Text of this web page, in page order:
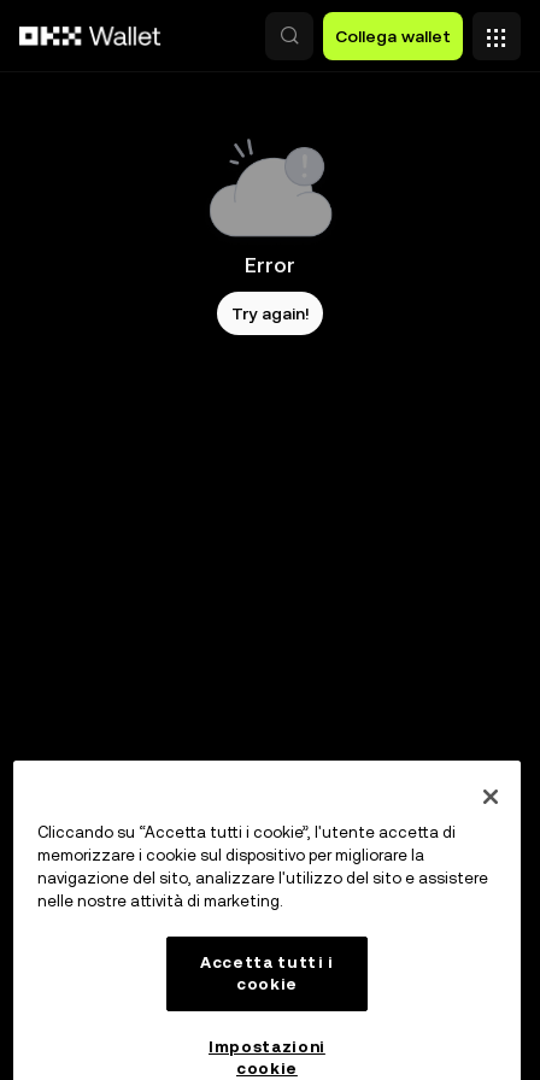
Collega wallet
Error
Try again!
Cliccando su “Accetta tutti i cookie”, l'utente accetta di
memorizzare i cookie sul dispositivo per migliorare la
navigazione del sito, analizzare l'utilizzo del sito e assistere
nelle nostre attività di marketing.
Accetta tutti i
cookie
Impostazioni
cookie